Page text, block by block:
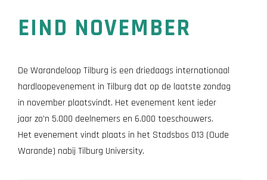
EIND NOVEMBER
De Warandeloop Tilburg is een driedaags internationaal
hardloopevenement in Tilburg dat op de laatste zondag
in november plaatsvindt. Het evenement kent ieder
jaar zo’n 5.000 deelnemers en 6.000 toeschouwers.
Het evenement vindt plaats in het Stadsbos 013 (Oude
Warande) nabij Tilburg University.